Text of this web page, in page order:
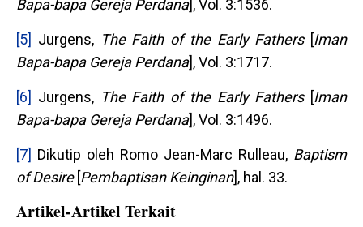
Bapa-bapa Gereja Perdana], Vol. 3:1536.
[5] Jurgens, The Faith of the Early Fathers[Iman
Bapa-bapa Gereja Perdana], Vol. 3:1717.
[6] Jurgens, The Faith of the Early Fathers[Iman
Bapa-bapa Gereja Perdana], Vol. 3:1496.
[7] Dikutip oleh Romo Jean-Marc Rulleau, Baptism
of Desire[Pembaptisan Keinginan], hal. 33.
Artikel-Artikel Terkait